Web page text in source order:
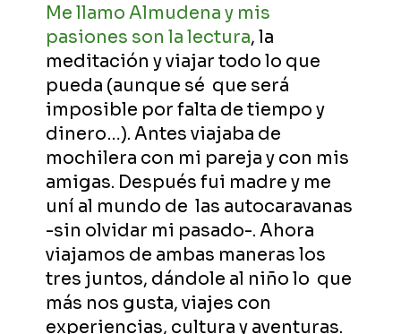
Me llamo Almudena y mis
pasiones son la lectura, la
meditación y viajar todo lo que
pueda (aunque sé que será
imposible por falta de tiempo y
dinero…). Antes viajaba de
mochilera con mi pareja y con mis
amigas. Después fui madre y me
uní al mundo de las autocaravanas
-sin olvidar mi pasado-. Ahora
viajamos de ambas maneras los
tres juntos, dándole al niño lo que
más nos gusta, viajes con
experiencias, cultura y aventuras.